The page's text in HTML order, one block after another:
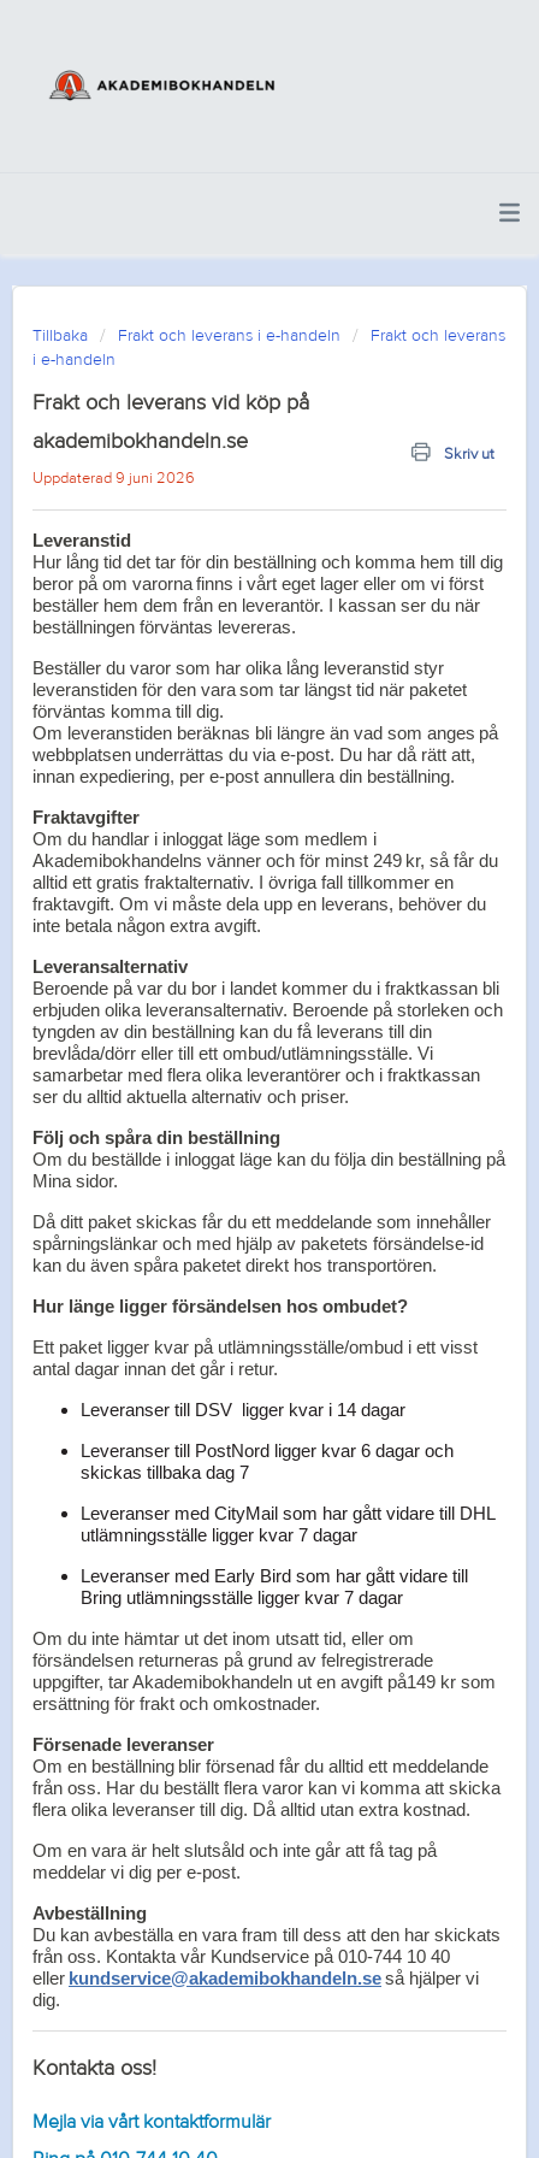
Tillbaka Frakt och leverans i e-handeln
Frakt och leverans
i e-handeln
Frakt och leverans vid köp på
akademibokhandeln.se
Skriv ut
Uppdaterad 9 juni 2026
Leveranstid
Hur lång tid det tar för din beställning och komma hem till dig
beror på om varorna finns i vårt eget lager eller om vi först
beställer hem dem från en leverantör. I kassan ser du när
beställningen förväntas levereras.
Beställer du varor som har olika lång leveranstid styr
leveranstiden för den vara som tar längst tid när paketet
förväntas komma till dig.
Om leveranstiden beräknas bli längre än vad som anges på
webbplatsen underrättas du via e-post. Du har då rätt att,
innan expediering, per e-post annullera din beställning.
Fraktavgifter
Om du handlar i inloggat läge som medlem i
Akademibokhandelns vänner och för minst 249 kr, så får du
alltid ett gratis fraktalternativ. I övriga fall tillkommer en
fraktavgift. Om vi måste dela upp en leverans, behöver du
inte betala någon extra avgift.
Leveransalternativ
Beroende på var du bor i landet kommer du i fraktkassan bli
erbjuden olika leveransalternativ. Beroende på storleken och
tyngden av din beställning kan du få leverans till din
brevlåda/dörr eller till ett ombud/utlämningsställe. Vi
samarbetar med flera olika leverantörer och i fraktkassan
ser du alltid aktuella alternativ och priser.
Följ och spåra din beställning
Om du beställde i inloggat läge kan du följa din beställning på
Mina sidor.
Då ditt paket skickas får du ett meddelande som innehåller
spårningslänkar och med hjälp av paketets försändelse-id
kan du även spåra paketet direkt hos transportören.
Hur länge ligger försändelsen hos ombudet?
Ett paket ligger kvar på utlämningsställe/ombud i ett visst
antal dagar innan det går i retur.
Leveranser till DSV ligger kvar i 14 dagar
Leveranser till PostNord ligger kvar 6 dagar och
skickas tillbaka dag 7
Leveranser med CityMail som har gått vidare till DHL
utlämningsställe ligger kvar 7 dagar
Leveranser med Early Bird som har gått vidare till
Bring utlämningsställe ligger kvar 7 dagar
Om du inte hämtar ut det inom utsatt tid, eller om
försändelsen returneras på grund av felregistrerade
uppgifter, tar Akademibokhandeln ut en avgift på149 kr som
ersättning för frakt och omkostnader.
Försenade leveranser
Om en beställning blir försenad får du alltid ett meddelande
från oss. Har du beställt flera varor kan vi komma att skicka
flera olika leveranser till dig. Då alltid utan extra kostnad.
Om en vara är helt slutsåld och inte går att få tag på
meddelar vi dig per e-post.
Avbeställning
Du kan avbeställa en vara fram till dess att den har skickats
från oss. Kontakta vår Kundservice på 010-744 10 40
eller kundservice@akademibokhandeln.seså hjälper vi
dig.
Kontakta oss!
Mejla via vårt kontaktformulär